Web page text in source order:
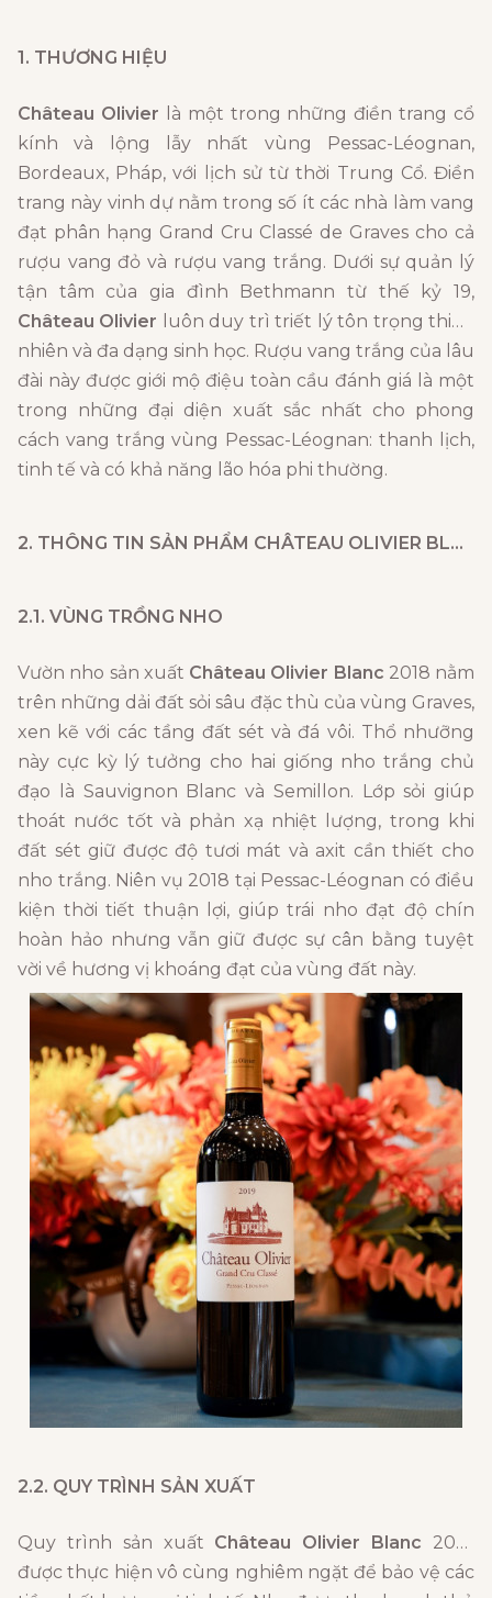
1. THƯƠNG HIỆU
Château Olivier là một trong những điền trang cổ
kính và lộng lẫy nhất vùng Pessac-Léognan,
Bordeaux, Pháp, với lịch sử từ thời Trung Cổ. Điền
trang này vinh dự nằm trong số ít các nhà làm vang
đạt phân hạng Grand Cru Classé de Graves cho cả
rượu vang đỏ và rượu vang trắng. Dưới sự quản lý
tận tâm của gia đình Bethmann từ thế kỷ 19,
Château Olivier luôn duy trì triết lý tôn trọng thiên
nhiên và đa dạng sinh học. Rượu vang trắng của lâu
đài này được giới mộ điệu toàn cầu đánh giá là một
trong những đại diện xuất sắc nhất cho phong
cách vang trắng vùng Pessac-Léognan: thanh lịch,
tinh tế và có khả năng lão hóa phi thường.
2. THÔNG TIN SẢN PHẨM CHÂTEAU OLIVIER BLANC
2.1. VÙNG TRỒNG NHO
Vườn nho sản xuất Château Olivier Blanc 2018 nằm
trên những dải đất sỏi sâu đặc thù của vùng Graves,
xen kẽ với các tầng đất sét và đá vôi. Thổ nhưỡng
này cực kỳ lý tưởng cho hai giống nho trắng chủ
đạo là Sauvignon Blanc và Semillon. Lớp sỏi giúp
thoát nước tốt và phản xạ nhiệt lượng, trong khi
đất sét giữ được độ tươi mát và axit cần thiết cho
nho trắng. Niên vụ 2018 tại Pessac-Léognan có điều
kiện thời tiết thuận lợi, giúp trái nho đạt độ chín
hoàn hảo nhưng vẫn giữ được sự cân bằng tuyệt
vời về hương vị khoáng đạt của vùng đất này.
2.2. QUY TRÌNH SẢN XUẤT
Quy trình sản xuất Château Olivier Blanc 2018
được thực hiện vô cùng nghiêm ngặt để bảo vệ các